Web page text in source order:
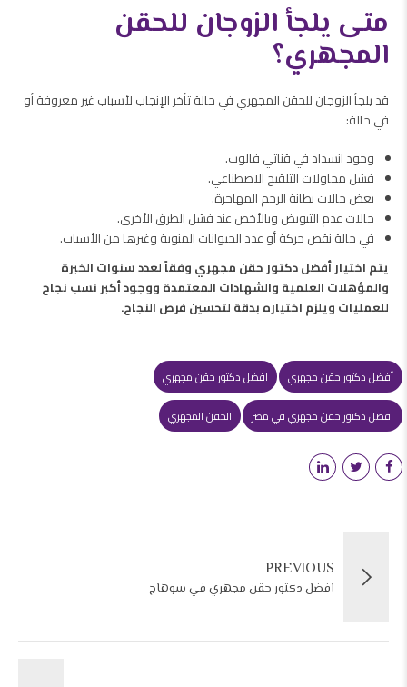
متى يلجأ الزوجان للحقن
المجهري؟
قد يلجأ الزوجان للحقن المجهري في حالة تأخر الإنجاب لأسباب غير معروفة أو
في حالة:
وجود انسداد في قناتي فالوب.
فشل محاولات التلقيح الاصطناعي.
بعض حالات بطانة الرحم المهاجرة.
حالات عدم التبويض وبالأخص عند فشل الطرق الأخرى.
في حالة نقص حركة أو عدد الحيوانات المنوية وغيرها من الأسباب.
يتم اختيار أفضل دكتور حقن مجهري وفقاً لعدد سنوات الخبرة
والمؤهلات العلمية والشهادات المعتمدة ووجود أكبر نسب نجاح
للعمليات ويلزم اختياره بدقة لتحسين فرص النجاح.
أفضل دكتور حقن مجهري افضل دكتور حقن مجهري
افضل دكتور حقن مجهري في مصر الحقن المجهري
PREVIOUS
افضل دكتور حقن مجهري في سوهاج